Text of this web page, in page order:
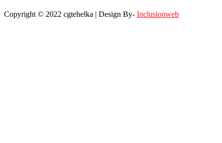
Copyright © 2022 cgtehelka | Design By- Inclusionweb